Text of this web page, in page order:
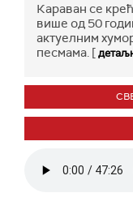
Караван се
више од 50
актуелним
песмама. [